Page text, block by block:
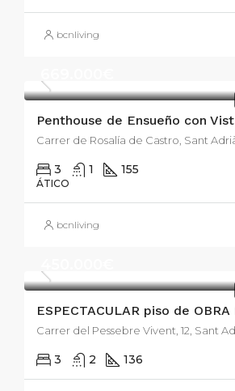
bcnliving
3 1 155
ÁTICO
bcnliving
3 2 136